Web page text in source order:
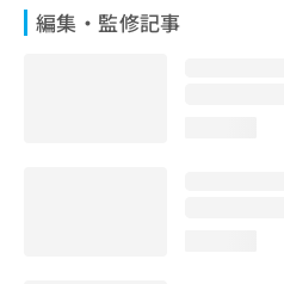
編集・監修記事